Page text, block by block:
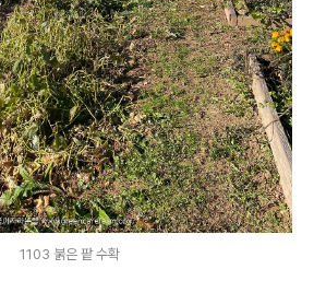
1103 붉은 팥 수확